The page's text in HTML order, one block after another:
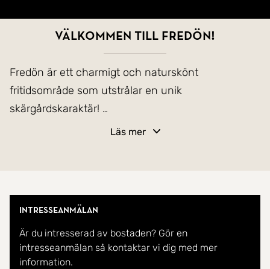
Välkommen till Fredön!
Fredön är ett charmigt och naturskönt
fritidsområde som utstrålar en unik
skärgårdskaraktär!
Välkommen till detta röda trähus som ligger
vackert placerat på en höjd med utsikt över havet.
Här erbjuds en sällsynt kombination av naturens
stillhet, generösa umgängesytor och potential för
Läs mer
Intresseanmälan
Är du intresserad av bostaden? Gör en
intresseanmälan så kontaktar vi dig med mer
information.